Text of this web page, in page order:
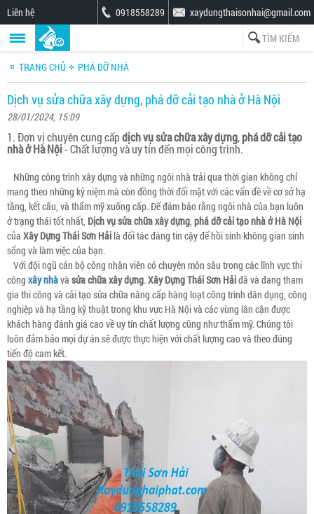
Liên hệ xaydungthaisonhai@gmail.com
0918558289
TRANG CHỦ PHÁ DỠ NHÀ
Dịch vụ sửa chữa xây dựng, phá dỡ cải tạo nhà ở Hà Nội
28/01/2024, 15:09
1. Đơn vị chuyên cung cấpdịch vụ sửa chữa xây dựng,phá dỡ cải tạo
nhà ở Hà Nội- Chất lượng và uy tín đến mọi công trình.
Những công trình xây dựng và những ngôi nhà trải qua thời gian không chỉ
mang theo những kỷ niệm mà còn đồng thời đối mặt với các vấn đề về cơ sở hạ
tầng, kết cấu, và thẩm mỹ xuống cấp. Để đảm bảo rằng ngôi nhà của bạn luôn
ở trạng thái tốt nhất, Dịch vụ sửa chữa xây dựng, phá dỡ cải tạo nhà ở Hà Nội
của Xây Dựng Thái Sơn Hải là đối tác đáng tin cậy để hồi sinh không gian sinh
sống và làm việc của bạn.
Với đội ngũ cán bộ công nhân viên có chuyên môn sâu trong các lĩnh vực thi
công xây nhàvà sửa chữa xây dựng.Xây Dựng Thái Sơn Hảiđã và đang tham
gia thi công và cải tạo sửa chữa nâng cấp hàng loạt công trình dân dụng, công
nghiệp và hạ tầng kỹ thuật trong khu vực Hà Nội và các vùng lân cận được
khách hàng đánh giá cao về uy tín chất lượng cũng như thẩm mỹ. Chúng tôi
luôn đảm bảo mọi dự án sẽ được thực hiện với chất lượng cao và theo đúng
tiến độ cam kết.